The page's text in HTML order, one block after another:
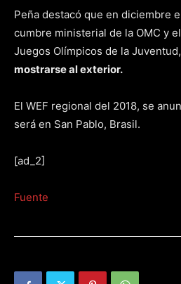
Peña destacó que en diciembre
cumbre ministerial de la OMC y
Juegos Olímpicos de la Juventud,
mostrarse al exterior.
El WEF regional del 2018, se
será en San Pablo, Brasil.
[ad_2]
Fuente